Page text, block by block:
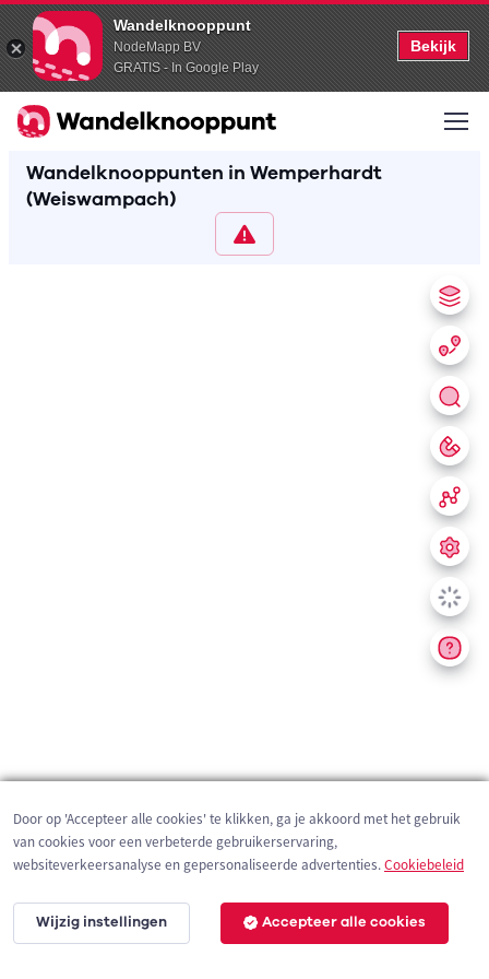
Wandelknooppunt
NodeMapp BV
GRATIS - In Google Play
Bekijk
Wandelknooppunten in Wemperhardt
(Weiswampach)
200 m
Door op 'Accepteer alle cookies' te klikken, ga je akkoord met het gebruik
van cookies voor een verbeterde gebruikerservaring,
websiteverkeersanalyse en gepersonaliseerde advertenties.Cookiebeleid
Wijzig instellingen Accepteer alle cookies